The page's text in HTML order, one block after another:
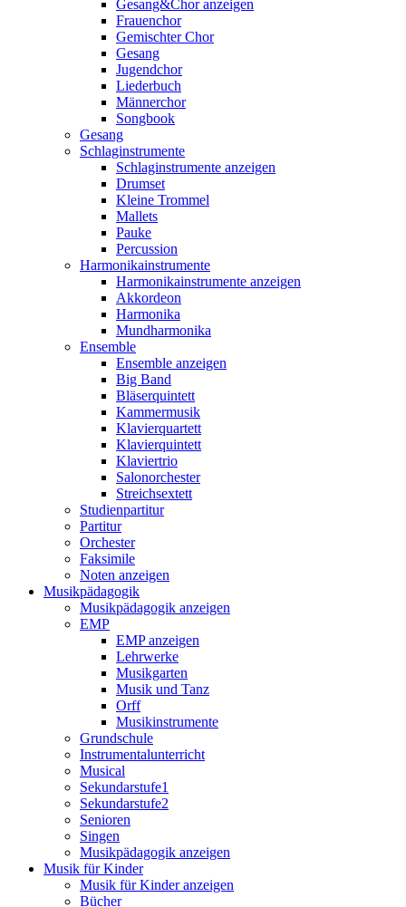
Gesang&Chor anzeigen
Frauenchor
Gemischter Chor
Gesang
Jugendchor
Liederbuch
Männerchor
Songbook
Gesang
Schlaginstrumente
Schlaginstrumente anzeigen
Drumset
Kleine Trommel
Mallets
Pauke
Percussion
Harmonikainstrumente
Harmonikainstrumente anzeigen
Akkordeon
Harmonika
Mundharmonika
Ensemble
Ensemble anzeigen
Big Band
Bläserquintett
Kammermusik
Klavierquartett
Klavierquintett
Klaviertrio
Salonorchester
Streichsextett
Studienpartitur
Partitur
Orchester
Faksimile
Noten anzeigen
Musikpädagogik
Musikpädagogik anzeigen
EMP
EMP anzeigen
Lehrwerke
Musikgarten
Musik und Tanz
Orff
Musikinstrumente
Grundschule
Instrumentalunterricht
Musical
Sekundarstufe1
Sekundarstufe2
Senioren
Singen
Musikpädagogik anzeigen
Musik für Kinder
Musik für Kinder anzeigen
Bücher